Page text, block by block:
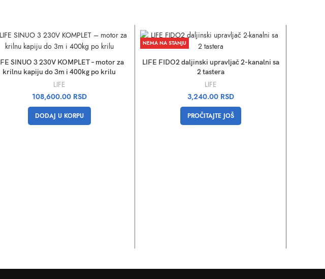
SINUO 3 230V KOMPLET – motor za
krilnu kapiju do 3m i 400kg po krilu
LIFE
108,600.00 RSD
DODAJ U KORPU
NEMA NA STANJU
LIFE FIDO2 daljinski upravljač 2-kanalni sa
2 tastera
LIFE
3,240.00 RSD
PROČITAJTE JOŠ